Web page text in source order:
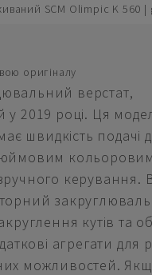
SCM Olimpic K 560 |
оригіналу
верстат,
2019 році. Ця
швидкість подачі
керування.
кутів та
агрегати
можливостей.